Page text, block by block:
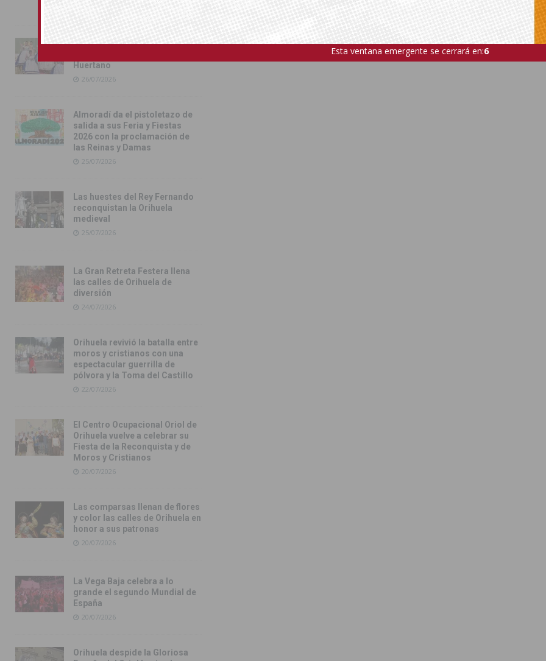
31/07/2026
Almoradí presume de raíces
Huertano
26/07/2026
Almoradí da el pistoletazo de
salida a sus Feria y Fiestas
2026 con la proclamación de
las Reinas y Damas
25/07/2026
Las huestes del Rey Fernando
reconquistan la Orihuela
medieval
25/07/2026
La Gran Retreta Festera llena
las calles de Orihuela de
diversión
24/07/2026
Orihuela revivió la batalla entre
moros y cristianos con una
espectacular guerrilla de
pólvora y la Toma del Castillo
22/07/2026
El Centro Ocupacional Oriol de
Orihuela vuelve a celebrar su
Fiesta de la Reconquista y de
Moros y Cristianos
20/07/2026
Las comparsas llenan de flores
y color las calles de Orihuela en
honor a sus patronas
20/07/2026
La Vega Baja celebra a lo
grande el segundo Mundial de
España
20/07/2026
Orihuela despide la Gloriosa
Esta ventana emergente se cerrará en:5